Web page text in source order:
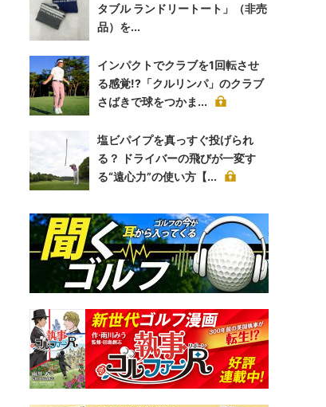
タブル ランドリートート」（非売
品）を...
インパクトでクラブを1回転させ
る感覚!?「クルリンパ」のクラブ
さばきで球をつかま...
塩ビパイプを真っすぐ投げられ
る？ ドライバーの飛びが一変す
る“遠心力”の使い方【...